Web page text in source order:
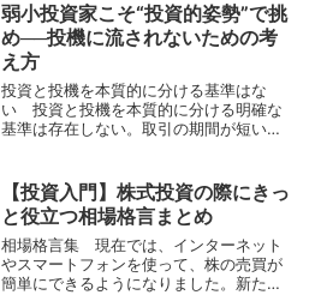
済にはほとんど使えないだろ...
弱小投資家こそ“投資的姿勢”で挑
め──投機に流されないための考
え方
投資と投機を本質的に分ける基準はな
い 投資と投機を本質的に分ける明確な
基準は存在しない。取引の期間が短いか
きない。なぜなら、両者を分ける決定的
な要素は、取引を行う者の意...
【投資入門】株式投資の際にきっ
と役立つ相場格言まとめ
相場格言集 現在では、インターネット
やスマートフォンを使って、株の売買が
簡単にできるようになりました。新たに